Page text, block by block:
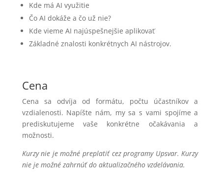
Kde má AI využitie
Čo AI dokáže a čo už nie?
Kde vieme AI najúspešnejšie aplikovať
Základné znalosti konkrétnych AI nástrojov.
Cena
Cena sa odvíja od formátu, počtu účastníkov a
vzdialenosti. Napíšte nám, my sa s vami spojíme a
prediskutujeme vaše konkrétne očakávania a
možnosti.
Kurzy nie je možné preplatiť cez programy Upsvar. Kurzy
nie je možné zahrnúť do aktualizačného vzdelávania.